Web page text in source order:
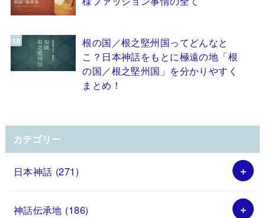
根の国／根之堅州国ってどんなと
こ？日本神話をもとに極遠の地「根
の国／根之堅州国」を分かりやすく
まとめ！
カテゴリー
日本神話 (271)
神話伝承地 (186)